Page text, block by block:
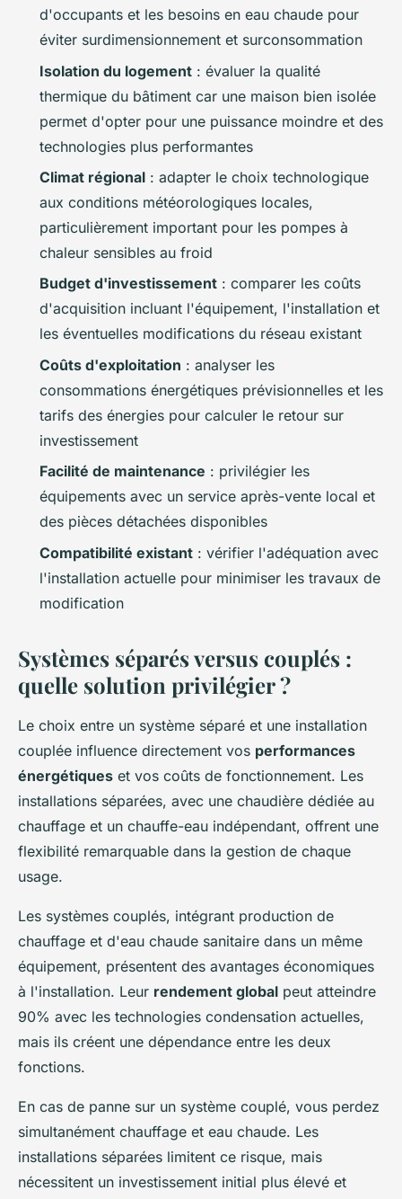
d'occupants et les besoins en eau chaude pour
éviter surdimensionnement et surconsommation
Isolation du logement : évaluer la qualité
thermique du bâtiment car une maison bien isolée
permet d'opter pour une puissance moindre et des
technologies plus performantes
Climat régional : adapter le choix technologique
aux conditions météorologiques locales,
particulièrement important pour les pompes à
chaleur sensibles au froid
Budget d'investissement : comparer les coûts
d'acquisition incluant l'équipement, l'installation et
les éventuelles modifications du réseau existant
Coûts d'exploitation : analyser les
consommations énergétiques prévisionnelles et les
tarifs des énergies pour calculer le retour sur
investissement
Facilité de maintenance : privilégier les
équipements avec un service après-vente local et
des pièces détachées disponibles
Compatibilité existant : vérifier l'adéquation avec
l'installation actuelle pour minimiser les travaux de
modification
Systèmes séparés versus couplés :
quelle solution privilégier ?
Le choix entre un système séparé et une installation
couplée influence directement vos performances
énergétiques et vos coûts de fonctionnement. Les
installations séparées, avec une chaudière dédiée au
chauffage et un chauffe-eau indépendant, offrent une
flexibilité remarquable dans la gestion de chaque
usage.
Les systèmes couplés, intégrant production de
chauffage et d'eau chaude sanitaire dans un même
équipement, présentent des avantages économiques
à l'installation. Leur rendement global peut atteindre
90% avec les technologies condensation actuelles,
mais ils créent une dépendance entre les deux
fonctions.
En cas de panne sur un système couplé, vous perdez
simultanément chauffage et eau chaude. Les
installations séparées limitent ce risque, mais
nécessitent un investissement initial plus élevé et